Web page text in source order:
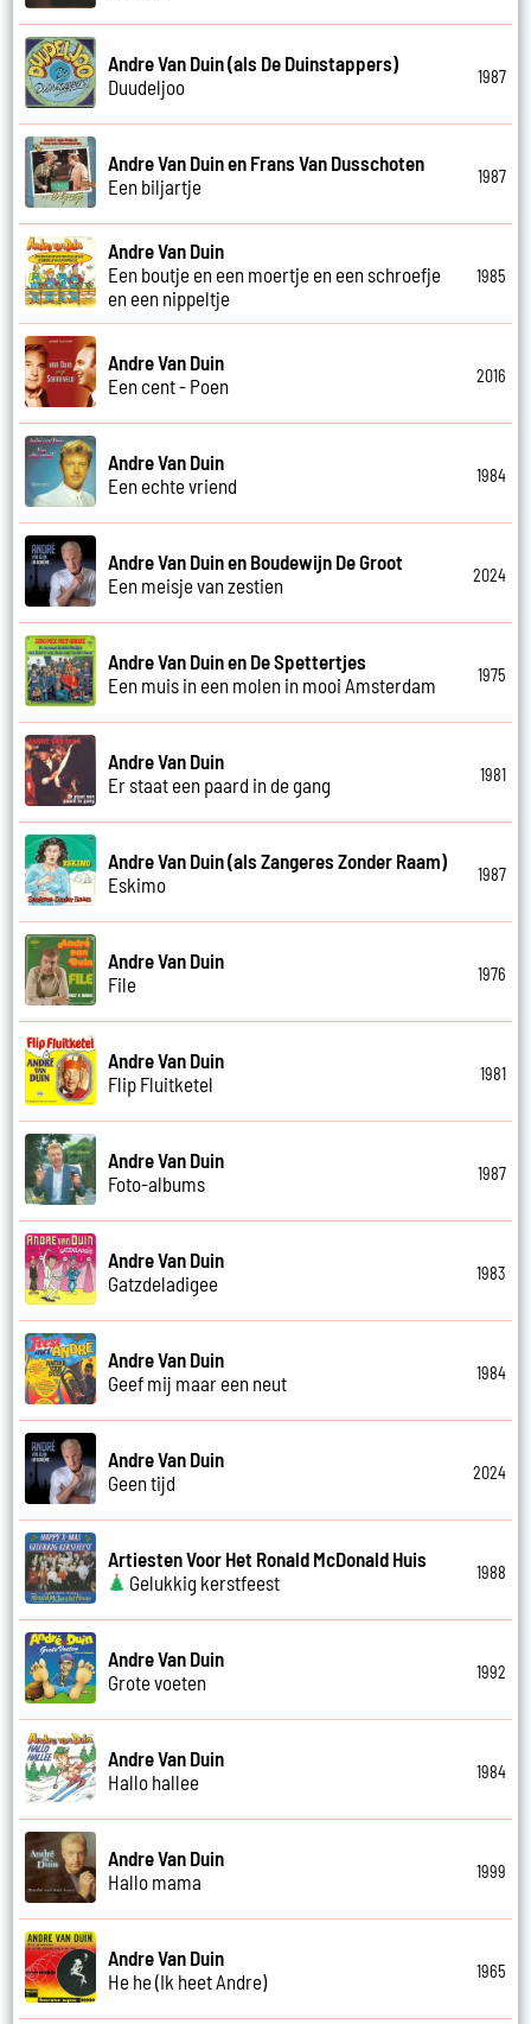
Andre Van Duin (als De Duinstappers)
Duudeljoo
1987
Andre Van Duin en Frans Van Dusschoten
Een biljartje
1987
Andre Van Duin
Een boutje en een moertje en een schroefje
en een nippeltje
1985
Andre Van Duin
Een cent - Poen
2016
Andre Van Duin
Een echte vriend
1984
Andre Van Duin en Boudewijn De Groot
Een meisje van zestien
2024
Andre Van Duin en De Spettertjes
Een muis in een molen in mooi Amsterdam
1975
Andre Van Duin
Er staat een paard in de gang
1981
Andre Van Duin (als Zangeres Zonder Raam)
Eskimo
1987
Andre Van Duin
File
1976
Andre Van Duin
Flip Fluitketel
1981
Andre Van Duin
Foto-albums
1987
Andre Van Duin
Gatzdeladigee
1983
Andre Van Duin
Geef mij maar een neut
1984
Andre Van Duin
Geen tijd
2024
Artiesten Voor Het Ronald McDonald Huis
Gelukkig kerstfeest
1988
Andre Van Duin
Grote voeten
1992
Andre Van Duin
Hallo hallee
1984
Andre Van Duin
Hallo mama
1999
Andre Van Duin
He he (Ik heet Andre)
1965